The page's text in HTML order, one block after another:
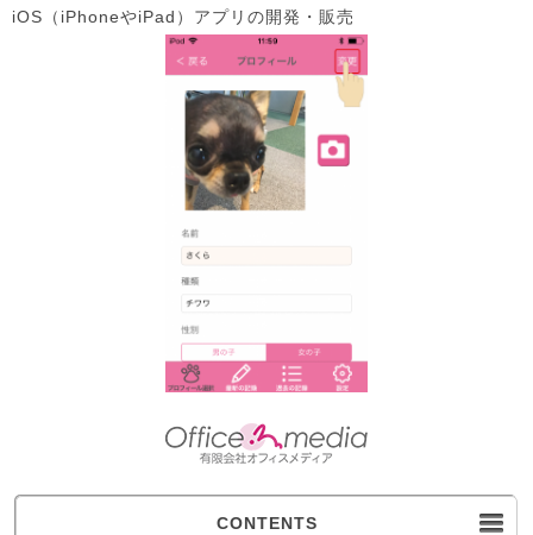
iOS（iPhoneやiPad）アプリの開発・販売
CONTENTS